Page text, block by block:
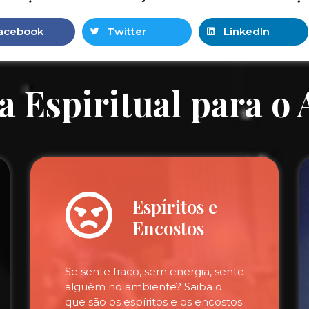
Twitter LinkedIn
Espiritual para o
Espíritos e
Encostos
Se sente fraco, sem energia, sente
alguém no ambiente? Saiba o
que são os espíritos e os encostos